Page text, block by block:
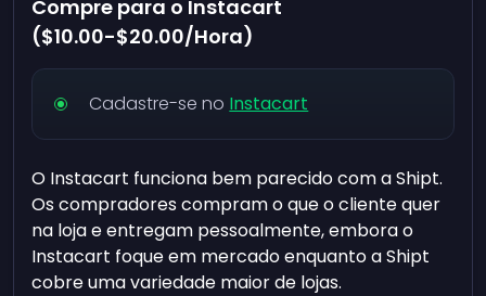
Compre para o Instacart
($10.00-$20.00/Hora)
Cadastre-se no Instacart
O Instacart funciona bem parecido com a Shipt.
Os compradores compram o que o cliente quer
na loja e entregam pessoalmente, embora o
Instacart foque em mercado enquanto a Shipt
cobre uma variedade maior de lojas.